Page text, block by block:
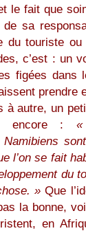
le fait que
sa
du touriste ou
c’est : un
figées dans
prendre
à autre, un
encore :
l’on se fait
du
»Que
la bonne,
en